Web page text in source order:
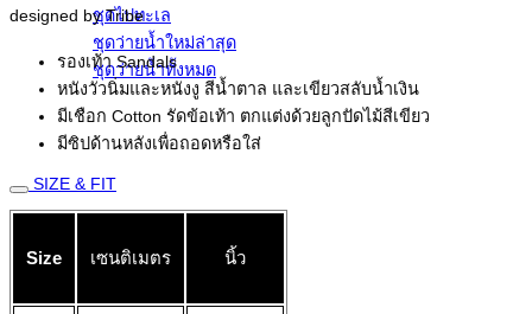
ชุดไปทะเล
ชุดว่ายน้ำใหม่ล่าสุด
ชุดว่ายน้ำทั้งหมด
designed by Tribe
รองเท้า Sandals
หนังวัวนิ่มและหนังงู สีน้ำตาล และเขียวสลับน้ำเงิน
มีเชือก Cotton รัดข้อเท้า ตกแต่งด้วยลูกปัดไม้สีเขียว
มีซิปด้านหลังเพื่อถอดหรือใส่
SIZE & FIT
Size เซนติเมตร นิ้ว